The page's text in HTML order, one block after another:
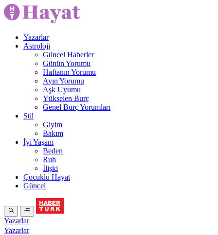
Yazarlar
Astroloji
Güncel Haberler
Günün Yorumu
Haftanın Yorumu
Ayın Yorumu
Aşk Uyumu
Yükselen Burç
Genel Burç Yorumları
Stil
Giyim
Bakım
İyi Yaşam
Beden
Ruh
İlişki
Çocuklu Hayat
Güncel
Yazarlar
Yazarlar